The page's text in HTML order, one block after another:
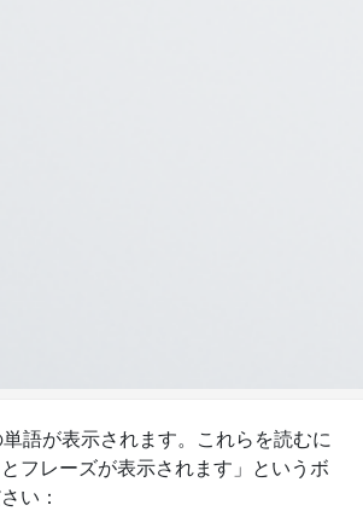
語が表示されます。 これらを読むに
フレーズが表示されます」というボ
い：